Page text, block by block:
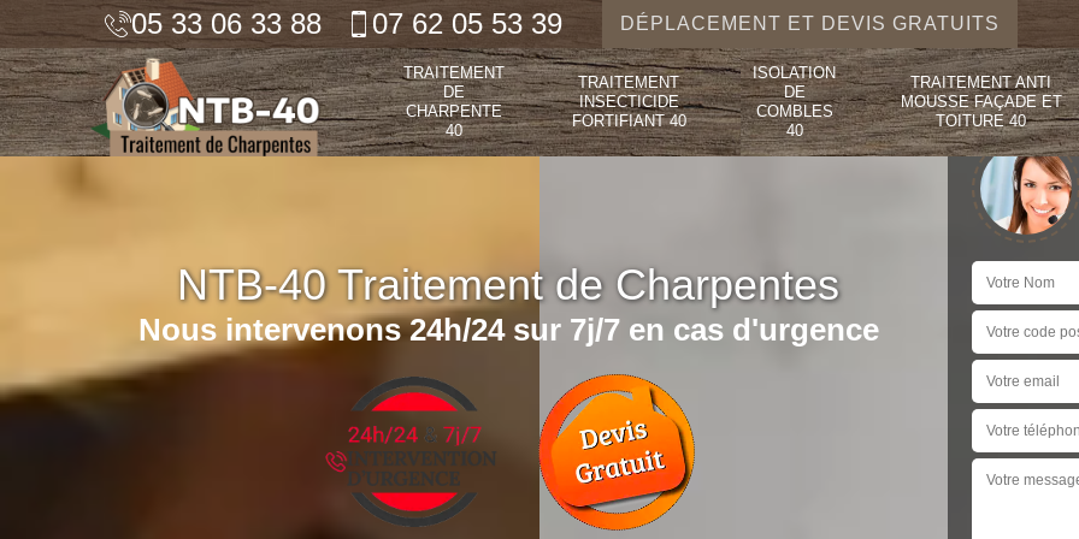
05 33 06 33 88 07 62 05 53 39 DÉPLACEMENT ET DEVIS GRATUITS
TRAITEMENT
DE
CHARPENTE
40
TRAITEMENT
INSECTICIDE
FORTIFIANT 40
ISOLATION
DE
COMBLES
40
TRAITEMENT ANTI
MOUSSE FAÇADE ET
TOITURE 40
NTB-40 Traitement de Charpentes
Nous intervenons 24h/24 sur 7j/7 en cas d'urgence